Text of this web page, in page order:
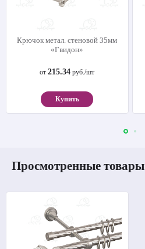
Крючок метал. стеновой 35мм
«Гвидон»
от215.34 руб./шт
Купить
Просмотренные товары